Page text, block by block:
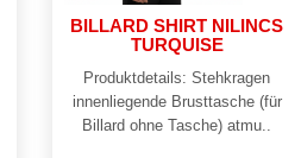
BILLARD SHIRT NILINCS
TURQUISE
Produktdetails: Stehkragen
innenliegende Brusttasche (für
Billard ohne Tasche) atmu..